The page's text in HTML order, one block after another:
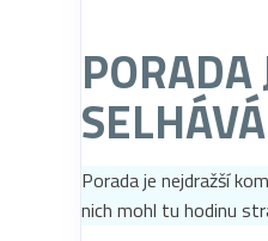
SELHÁVÁ
Porada je nejdražší
nich mohl tu hodinu